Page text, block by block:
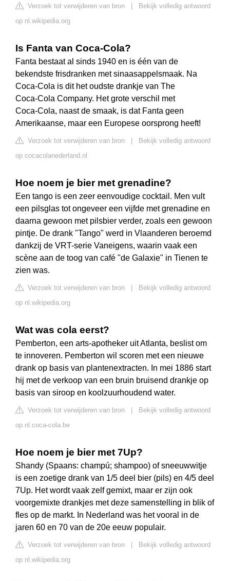
Verzoek tot verwijderen van bron
Bekijk volledig antwoord
op nl.wikipedia.org
Is Fanta van Coca-Cola?
Fanta bestaat al sinds 1940 en is één van de
bekendste frisdranken met sinaasappelsmaak. Na
Coca‑Cola is dit het oudste drankje van The
Coca‑Cola Company. Het grote verschil met
Coca‑Cola, naast de smaak, is dat Fanta geen
Amerikaanse, maar een Europese oorsprong heeft!
Verzoek tot verwijderen van bron
Bekijk volledig antwoord
op cocacolanederland.nl
Hoe noem je bier met grenadine?
Een tango is een zeer eenvoudige cocktail. Men vult
een pilsglas tot ongeveer een vijfde met grenadine en
daarna gewoon met pilsbier verder, zoals een gewoon
pintje. De drank "Tango" werd in Vlaanderen beroemd
dankzij de VRT-serie Vaneigens, waarin vaak een
scène aan de toog van café "de Galaxie" in Tienen te
zien was.
Verzoek tot verwijderen van bron
Bekijk volledig antwoord
op nl.wikipedia.org
Wat was cola eerst?
Pemberton, een arts-apotheker uit Atlanta, beslist om
te innoveren. Pemberton wil scoren met een nieuwe
drank op basis van plantenextracten. In mei 1886 start
hij met de verkoop van een bruin bruisend drankje op
basis van siroop en koolzuurhoudend water.
Verzoek tot verwijderen van bron
Bekijk volledig antwoord
op nl.coca-cola.be
Hoe noem je bier met 7Up?
Shandy (Spaans: champú; shampoo) of sneeuwwitje
is een zoetige drank van 1/5 deel bier (pils) en 4/5 deel
7Up. Het wordt vaak zelf gemixt, maar er zijn ook
voorgemixte drankjes met deze samenstelling in blik of
fles op de markt. In Nederland was het vooral in de
jaren 60 en 70 van de 20e eeuw populair.
Verzoek tot verwijderen van bron
Bekijk volledig antwoord
op nl.wikipedia.org